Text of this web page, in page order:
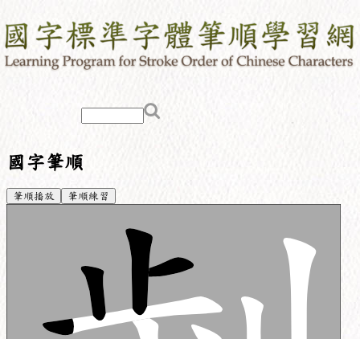
國字筆順
筆順播放 筆順練習